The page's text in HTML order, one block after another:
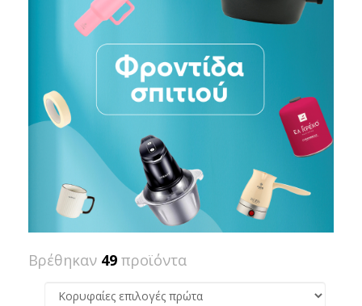
Βρέθηκαν 49 προϊόντα